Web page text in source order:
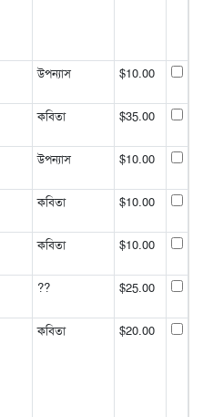
উপন্যাস $10.00
কবিতা $35.00
উপন্যাস $10.00
কবিতা $10.00
কবিতা $10.00
?? $25.00
কবিতা $20.00